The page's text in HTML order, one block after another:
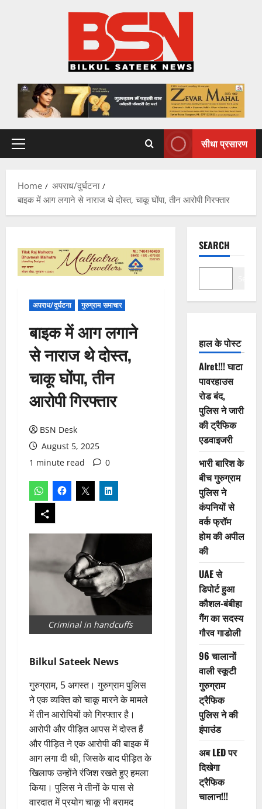
Primary
सीधा प्रसारण
Home
अपराध/दुर्घटना
बाइक में आग लगाने से नाराज थे दोस्त, चाकू घोंपा, तीन आरोपी गिरफ्तार
अपराध/दुर्घटना गुरुग्राम समाचार
बाइक में आग लगाने
से नाराज थे दोस्त,
चाकू घोंपा, तीन
आरोपी गिरफ्तार
BSN Desk
August 5, 2025
1 minute read
0
Criminal in handcuffs
Bilkul Sateek News
गुरुग्राम, 5 अगस्त। गुरुग्राम पुलिस
ने एक व्यक्ति को चाकू मारने के मामले
में तीन आरोपियों को गिरफ्तार है।
आरोपी और पीड़ित आपस में दोस्त हैं
और पीड़ित ने एक आरोपी की बाइक में
आग लगा दी थी, जिसके बाद पीड़ित के
खिलाफ उन्होंने रंजिश रखते हुए हमला
किया। पुलिस ने तीनों के पास से
वारदात में प्रयोग चाकू भी बरामद
SEARCH
हाल के पोस्ट
Alret!!! घाटा
पावरहाउस
रोड बंद,
पुलिस ने जारी
की ट्रैफिक
एडवाइजरी
भारी बारिश के
बीच गुरुग्राम
पुलिस ने
कंपनियों से
वर्क फ्रॉम
होम की अपील
की
UAE से
डिपोर्ट हुआ
कौशल-बंबीहा
गैंग का सदस्य
गौरव गाडोली
96 चालानों
वाली स्कूटी
गुरुग्राम
ट्रैफिक
पुलिस ने की
इंपाउंड
अब LED पर
दिखेगा
ट्रैफिक
चालान!!!